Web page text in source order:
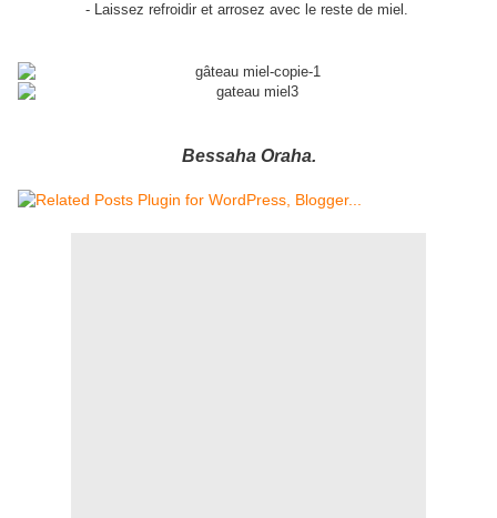
- Laissez refroidir et arrosez avec le reste de miel.
Bessaha Oraha.